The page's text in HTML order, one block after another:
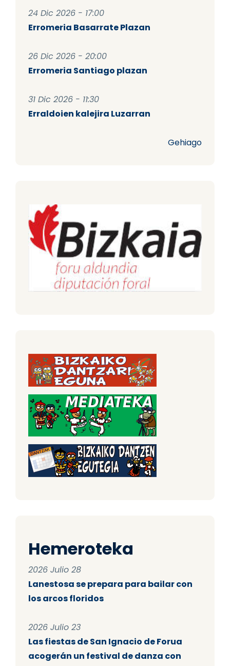
24 Dic 2026 - 17:00
Erromeria Basarrate Plazan
26 Dic 2026 - 20:00
Erromeria Santiago plazan
31 Dic 2026 - 11:30
Erraldoien kalejira Luzarran
Gehiago
Hemeroteka
2026 Julio 28
Lanestosa se prepara para bailar con
los arcos floridos
2026 Julio 23
Las fiestas de San Ignacio de Forua
acogerán un festival de danza con